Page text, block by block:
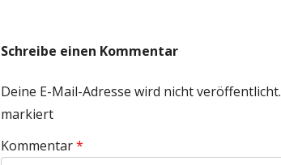
Schreibe einen Kommentar
Deine E-Mail-Adresse wird nicht veröffentlicht.
markiert
Kommentar*